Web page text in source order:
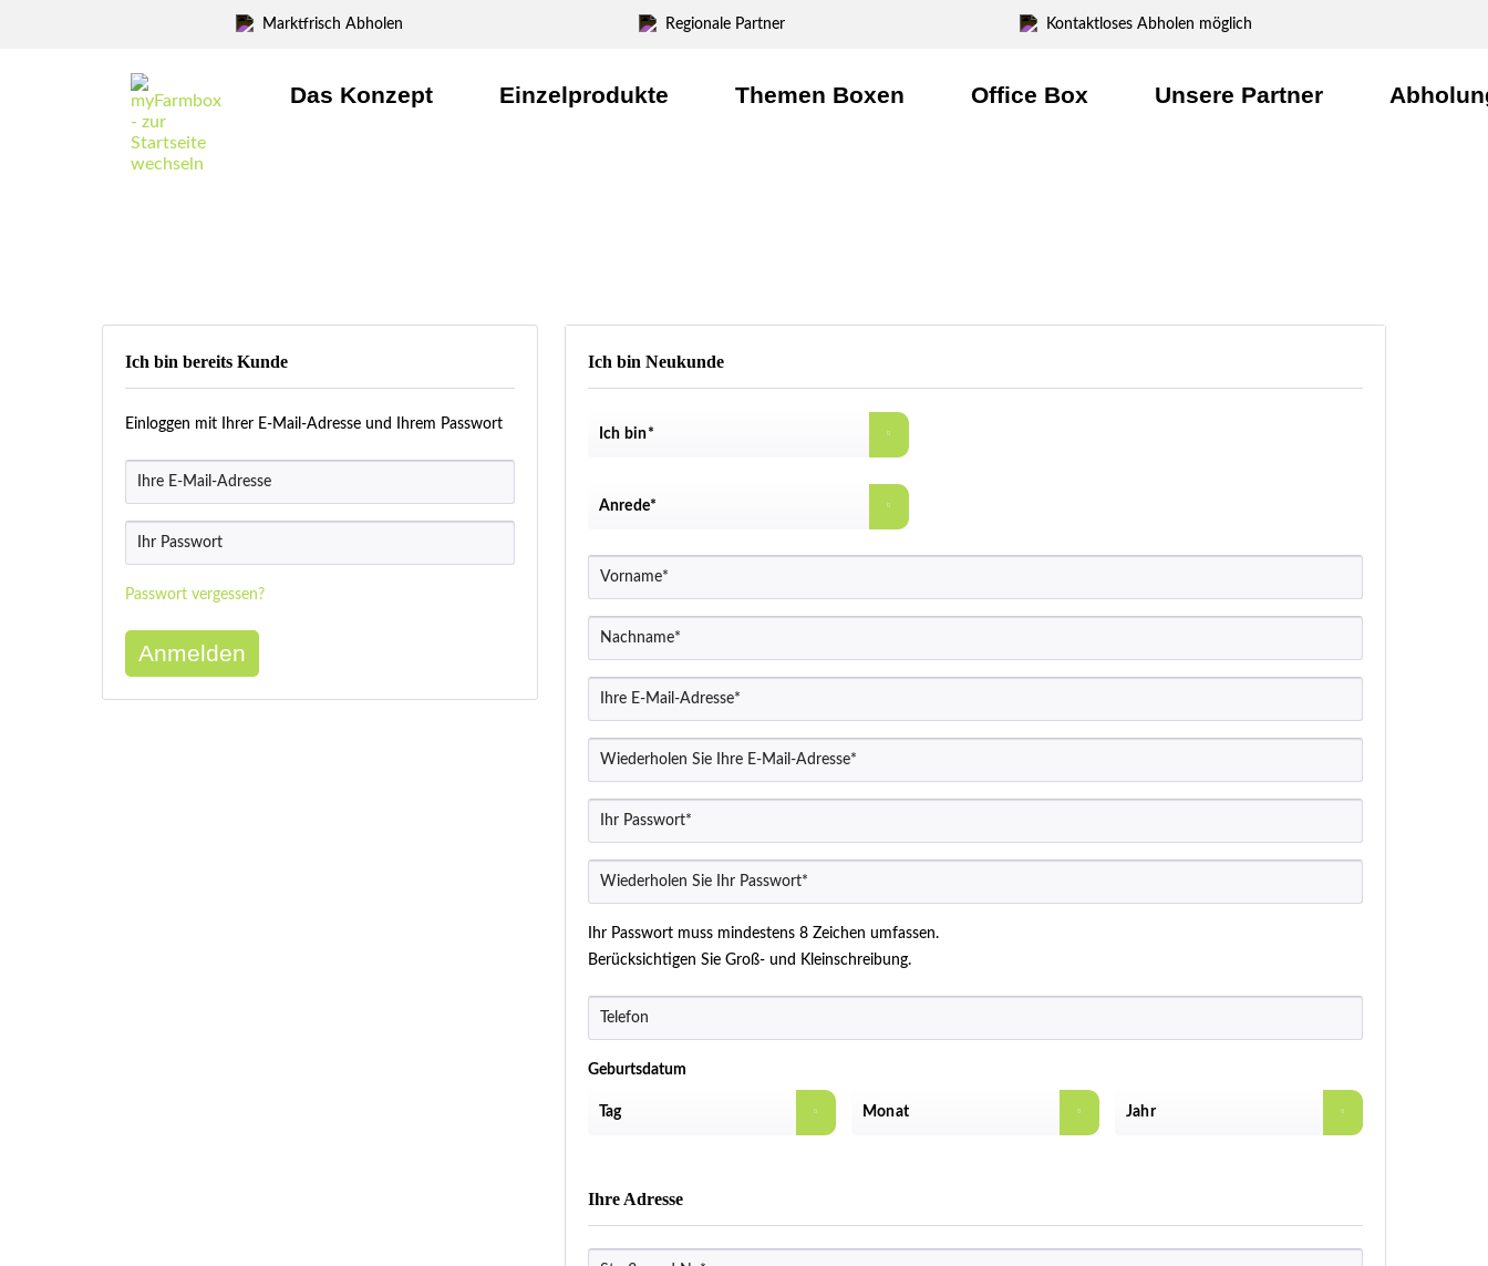
Marktfrisch Abholen Regionale Partner Kontaktloses Abholen möglich
Das Konzept Einzelprodukte Themen Boxen Office Box Unsere Partner
Ich bin Neukunde
Ihr Passwort muss mindestens 8 Zeichen umfassen.
Berücksichtigen Sie Groß- und Kleinschreibung.
Geburtsdatum
Ihre Adresse
Ich bin bereits Kunde
Einloggen mit Ihrer E-Mail-Adresse und Ihrem Passwort
Passwort vergessen?
Anmelden